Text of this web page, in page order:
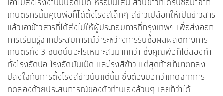
เอาไปส่งโรงงานมันอัดเม็ด หรือมันเส้น ส่วนข้าวที่ได้รับซื้อมาจาก
เกษตรกรนั้นคุณพ่อก็ได้ตั้งโรงสีเล็กๆ สีข้าวเปลือกให้เป้นข้าวสาร
แล้วเอาข้าวสารที่ได้ส่งไปให้ผู้ประกอบการที่กรุงเทพฯ เพื่อส่งออก
การเรียนรู้จากประสบการณ์ว่าระหว่างการรับซื้อผลผลิตทางการ
เกษตรทั้ง 3 ชนิดนั้นอะไรเหมาะสมมากกว่า ซึ่งคุณพ่อก็ได้ลองทำ
ทั้งโรงอัดปอ โรงอัดมันเม็ด และโรงสีข้าว แต่สุดท้ายก็มาตกลง
ปลงใจกับการตั้งโรงสีข้าวนับแต่นั้น ซึ่งต้องบอกว่าเกิดจากการ
ทดลองด้วยประสบการณ์ของตัวท่านเองล้วนๆ เลยก็ว่าได้